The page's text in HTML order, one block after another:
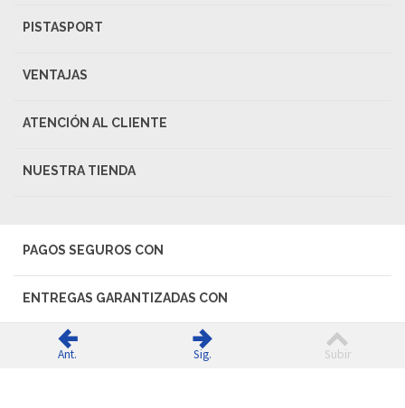
PISTASPORT
VENTAJAS
ATENCIÓN AL CLIENTE
NUESTRA TIENDA
PAGOS SEGUROS CON
ENTREGAS GARANTIZADAS CON
© 2026 PISTASPORT - Todos los derechos reservados
Ant. Sig. Subir